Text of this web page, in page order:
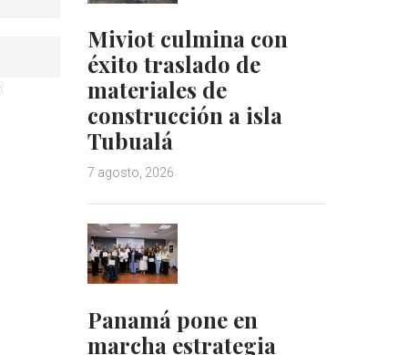
Miviot culmina con
éxito traslado de
materiales de
construcción a isla
Tubualá
7 agosto, 2026
Panamá pone en
marcha estrategia